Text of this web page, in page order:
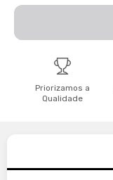
Priorizamos a
Qualidade